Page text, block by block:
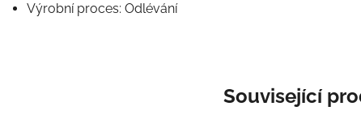
Výrobní proces: Odlévání
Související